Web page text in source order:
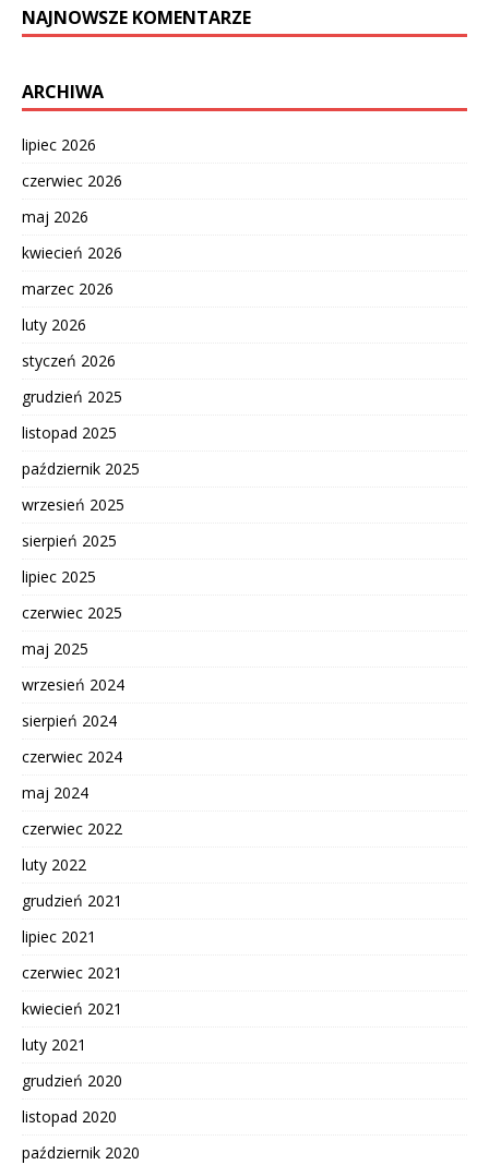
NAJNOWSZE KOMENTARZE
ARCHIWA
lipiec 2026
czerwiec 2026
maj 2026
kwiecień 2026
marzec 2026
luty 2026
styczeń 2026
grudzień 2025
listopad 2025
październik 2025
wrzesień 2025
sierpień 2025
lipiec 2025
czerwiec 2025
maj 2025
wrzesień 2024
sierpień 2024
czerwiec 2024
maj 2024
czerwiec 2022
luty 2022
grudzień 2021
lipiec 2021
czerwiec 2021
kwiecień 2021
luty 2021
grudzień 2020
listopad 2020
październik 2020